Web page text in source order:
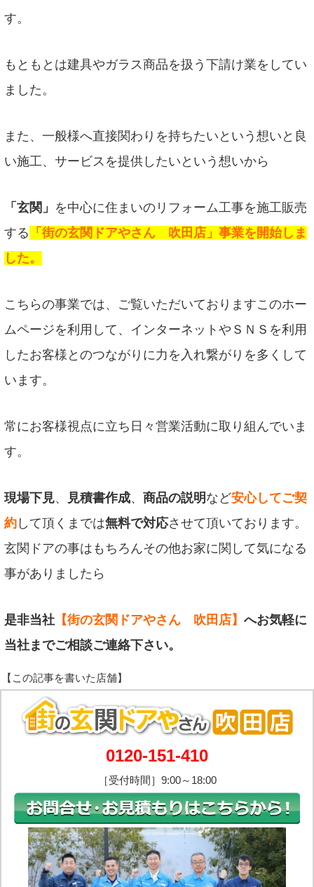
す。
もともとは建具やガラス商品を扱う下請け業をしてい
ました。
また、一般様へ直接関わりを持ちたいという想いと良
い施工、サービスを提供したいという想いから
「玄関」 を中心に住まいのリフォーム工事を施工販売
する 「街の玄関ドアやさん 吹田店」事業を開始しま
した。
こちらの事業では、ご覧いただいておりますこのホー
ムページを利用して、インターネットやＳＮＳを利用
したお客様とのつながりに力を入れ繋がりを多くして
います。
常にお客様視点に立ち日々営業活動に取り組んでいま
す。
現場下見、 見積書作成、 商品の説明 など安心してご契
約 して頂くまでは無料で対応させて頂いております。
玄関ドアの事はもちろんその他お家に関して気になる
事がありましたら
是非当社 【街の玄関ドアやさん 吹田店】 へお気軽に
当社までご相談ご連絡下さい。
0120-151-410
［受付時間］9:00～18:00